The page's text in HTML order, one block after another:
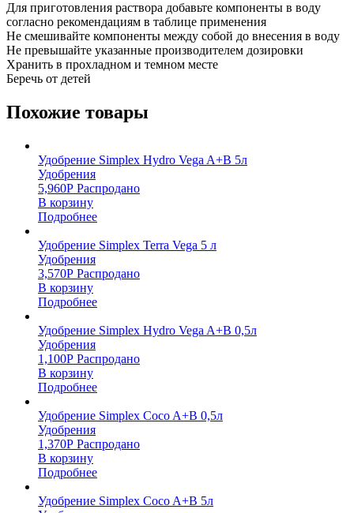
Для приготовления раствора добавьте компоненты в воду
согласно рекомендациям в таблице применения
Не смешивайте компоненты между собой до внесения в воду
Не превышайте указанные производителем дозировки
Хранить в прохладном и темном месте
Беречь от детей
Похожие товары
Удобрение Simplex Hydro Vega A+B 5л
Удобрения
5,960Р Распродано
В корзину
Подробнее
Удобрение Simplex Terra Vega 5 л
Удобрения
3,570Р Распродано
В корзину
Подробнее
Удобрение Simplex Hydro Vega A+B 0,5л
Удобрения
1,100Р Распродано
В корзину
Подробнее
Удобрение Simplex Coco A+B 0,5л
Удобрения
1,370Р Распродано
В корзину
Подробнее
Удобрение Simplex Coco A+B 5л